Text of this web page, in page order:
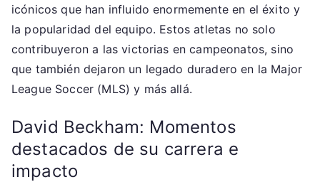
icónicos que han influido enormemente en el éxito y
la popularidad del equipo. Estos atletas no solo
contribuyeron a las victorias en campeonatos, sino
que también dejaron un legado duradero en la Major
League Soccer (MLS) y más allá.
David Beckham: Momentos
destacados de su carrera e
impacto